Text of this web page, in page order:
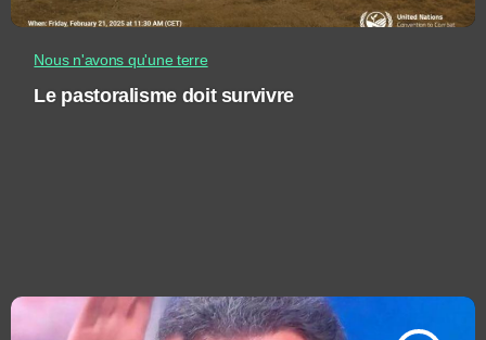
Nous n'avons qu'une terre
Le pastoralisme doit survivre